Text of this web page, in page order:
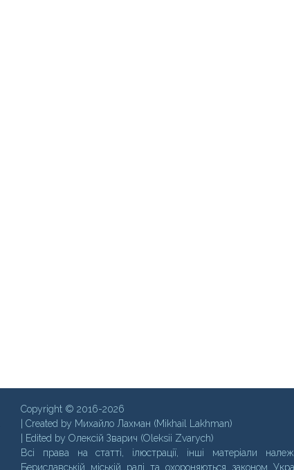
Copyright © 2016-2026
| Created by Михайло Лахман (Mikhail Lakhman)
| Edited by Олексій Зварич (Oleksii Zvarych)
Всі права на статті, ілюстрації, інші матеріали
Бериславській міській раді та охороняються законом